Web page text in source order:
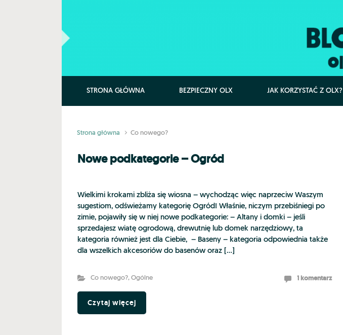
STRONA GŁÓWNA BEZPIECZNY OLX JAK KORZYSTAĆ Z OLX?
Strona główna Co nowego?
Nowe podkategorie – Ogród
Wielkimi krokami zbliża się wiosna – wychodząc więc naprzeciw Waszym
sugestiom, odświeżamy kategorię Ogród! Właśnie, niczym przebiśniegi po
zimie, pojawiły się w niej nowe podkategorie: – Altany i domki – jeśli
sprzedajesz wiatę ogrodową, drewutnię lub domek narzędziowy, ta
kategoria również jest dla Ciebie, – Baseny – kategoria odpowiednia także
dla wszelkich akcesoriów do basenów oraz […]
Co nowego?, Ogólne 1 komentarz
Czytaj więcej